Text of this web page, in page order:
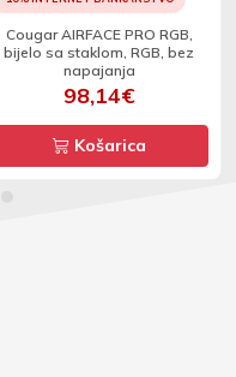
Cougar AIRFACE PRO RGB,
bijelo sa staklom, RGB, bez
napajanja
98,14€
Košarica